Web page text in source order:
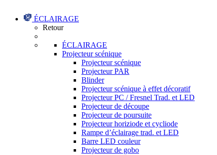
ÉCLAIRAGE
Retour
ÉCLAIRAGE
Projecteur scénique
Projecteur scénique
Projecteur PAR
Blinder
Projecteur scénique à effet décoratif
Projecteur PC / Fresnel Trad. et LED
Projecteur de découpe
Projecteur de poursuite
Projecteur horiziode et cycliode
Rampe d’éclairage trad. et LED
Barre LED couleur
Projecteur de gobo